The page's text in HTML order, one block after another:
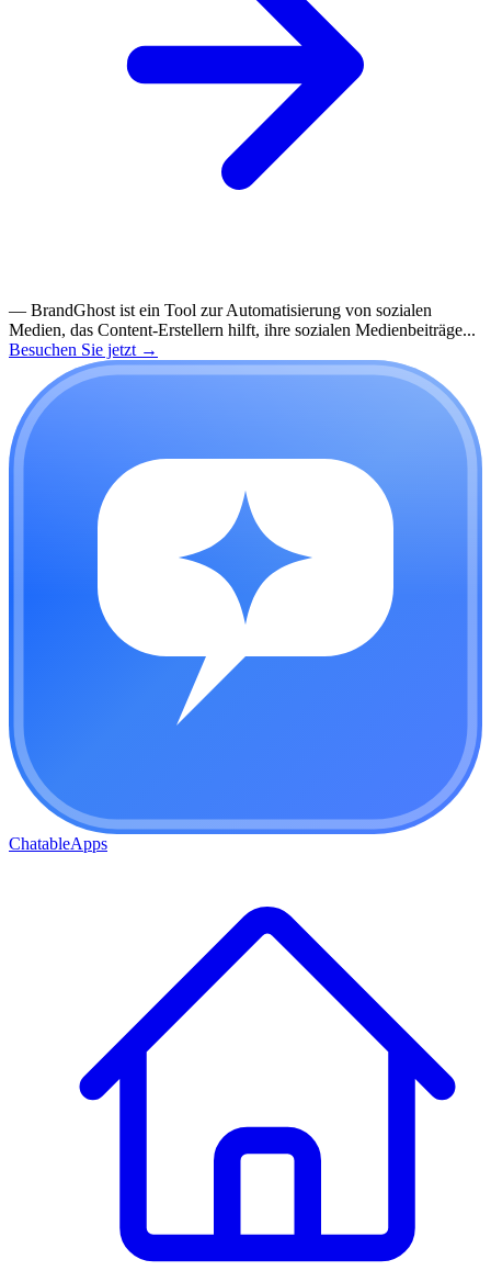
— BrandGhost ist ein Tool zur Automatisierung von sozialen
Medien, das Content-Erstellern hilft, ihre sozialen Medienbeiträge...
Besuchen Sie jetzt →
ChatableApps